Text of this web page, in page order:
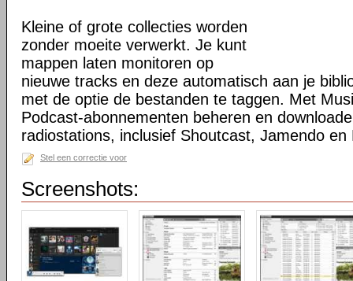
Kleine of grote collecties worden
zonder moeite verwerkt. Je kunt
mappen laten monitoren op
nieuwe tracks en deze automatisch aan je
met de optie de bestanden te taggen. Met
Podcast-abonnementen beheren en
radiostations, inclusief Shoutcast, Jamendo
Stel een correctie voor
Screenshots: